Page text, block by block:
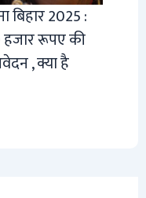
बिहार 2025 :
रूपए की
, क्या है